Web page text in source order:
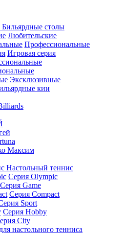
Бильярдные столы
Любительские
Профессиональные
Игровая серия
Эксклюзивные
кии
Максим
Настольный теннис
Серия Olympic
Серия Game
Серия Compact
Sport
Серия Hobby
City